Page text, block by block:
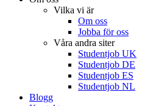
Vilka vi är
Om oss
Jobba för oss
Våra andra siter
Studentjob UK
Studentjob DE
Studentjob ES
Studentjob NL
Blogg